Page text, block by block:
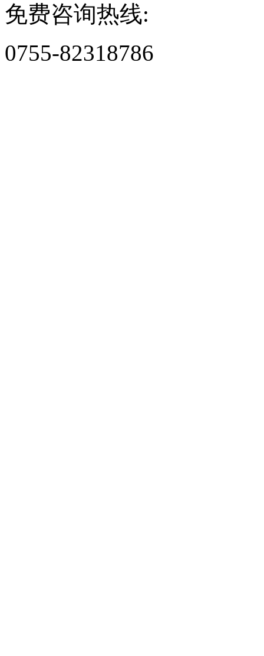
免费咨询热线:
0755-82318786